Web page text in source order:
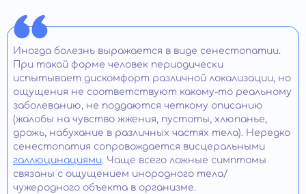
Иногда болезнь выражается в виде сенестопатии.
При такой форме человек периодически
испытывает дискомфорт различной локализации, но
ощущения не соответствуют какому-то реальному
заболеванию, не поддаются четкому описанию
(жалобы на чувство жжения, пустоты, хлюпанье,
дрожь, набухание в различных частях тела). Нередко
сенестопатия сопровождается висцеральными
галлюцинациями. Чаще всего ложные симптомы
связаны с ощущением инородного тела/
чужеродного объекта в организме.